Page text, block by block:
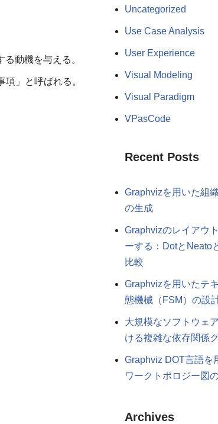
動機を与える。
」と呼ばれる。
Uncategorized
Use Case Analysis
User Experience
Visual Modeling
Visual Paradigm
VPasCode
Recent Posts
Graphvizを用いた組
の生成
Graphvizのレイアウ
ーする：DotとNeato
比較
Graphvizを用いたテ
態機械（FSM）の設
大規模なソフトウェ
ける複雑な依存関係
Graphviz DOT言語を
ワークトポロジー図
Archives